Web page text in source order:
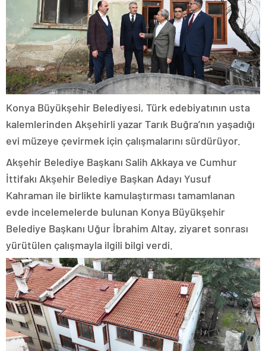
Konya Büyükşehir Belediyesi, Türk edebiyatının usta
kalemlerinden Akşehirli yazar Tarık Buğra’nın yaşadığı
evi müzeye çevirmek için çalışmalarını sürdürüyor.
Akşehir Belediye Başkanı Salih Akkaya ve Cumhur
İttifakı Akşehir Belediye Başkan Adayı Yusuf
Kahraman ile birlikte kamulaştırması tamamlanan
evde incelemelerde bulunan Konya Büyükşehir
Belediye Başkanı Uğur İbrahim Altay, ziyaret sonrası
yürütülen çalışmayla ilgili bilgi verdi.